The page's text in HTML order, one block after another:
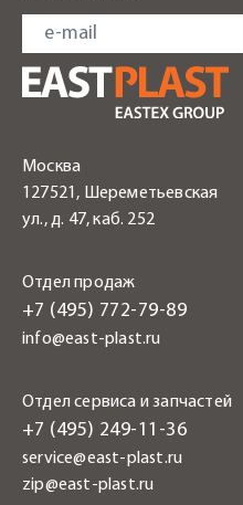
Москва
127521, Шереметьевская
ул., д. 47, каб. 252
Отдел продаж
+7 (495) 772-79-89
info@east-plast.ru
Отдел сервиса и запчастей
+7 (495) 249-11-36
service@east-plast.ru
zip@east-plast.ru